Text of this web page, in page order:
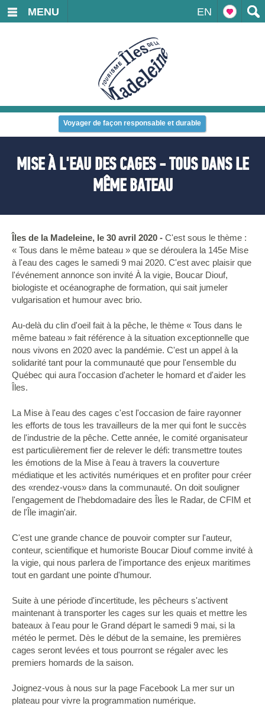
EN
MENU
Voyager de façon responsable et durable
MISE À L'EAU DES CAGES - TOUS DANS LE
MÊME BATEAU
Îles de la Madeleine, le 30 avril 2020 - C'est sous le thème :
« Tous dans le même bateau » que se déroulera la 145e Mise
à l'eau des cages le samedi 9 mai 2020. C'est avec plaisir que
l'événement annonce son invité À la vigie, Boucar Diouf,
biologiste et océanographe de formation, qui sait jumeler
vulgarisation et humour avec brio.
Au-delà du clin d'oeil fait à la pêche, le thème « Tous dans le
même bateau » fait référence à la situation exceptionnelle que
nous vivons en 2020 avec la pandémie. C'est un appel à la
solidarité tant pour la communauté que pour l'ensemble du
Québec qui aura l'occasion d'acheter le homard et d'aider les
Îles.
La Mise à l'eau des cages c'est l'occasion de faire rayonner
les efforts de tous les travailleurs de la mer qui font le succès
de l'industrie de la pêche. Cette année, le comité organisateur
est particulièrement fier de relever le défi: transmettre toutes
les émotions de la Mise à l'eau à travers la couverture
médiatique et les activités numériques et en profiter pour créer
des «rendez-vous» dans la communauté. On doit souligner
l'engagement de l'hebdomadaire des Îles le Radar, de CFIM et
de l'Île imagin'air.
C'est une grande chance de pouvoir compter sur l'auteur,
conteur, scientifique et humoriste Boucar Diouf comme invité à
la vigie, qui nous parlera de l'importance des enjeux maritimes
tout en gardant une pointe d'humour.
Suite à une période d'incertitude, les pêcheurs s'activent
maintenant à transporter les cages sur les quais et mettre les
bateaux à l'eau pour le Grand départ le samedi 9 mai, si la
météo le permet. Dès le début de la semaine, les premières
cages seront levées et tous pourront se régaler avec les
premiers homards de la saison.
Joignez-vous à nous sur la page Facebook La mer sur un
plateau pour vivre la programmation numérique.